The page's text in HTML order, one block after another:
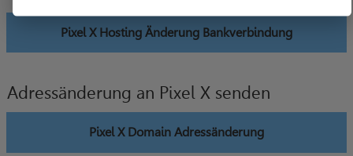
Pixel X Hosting Änderung Bankverbindung
Adressänderung an Pixel X senden
Pixel X Domain Adressänderung